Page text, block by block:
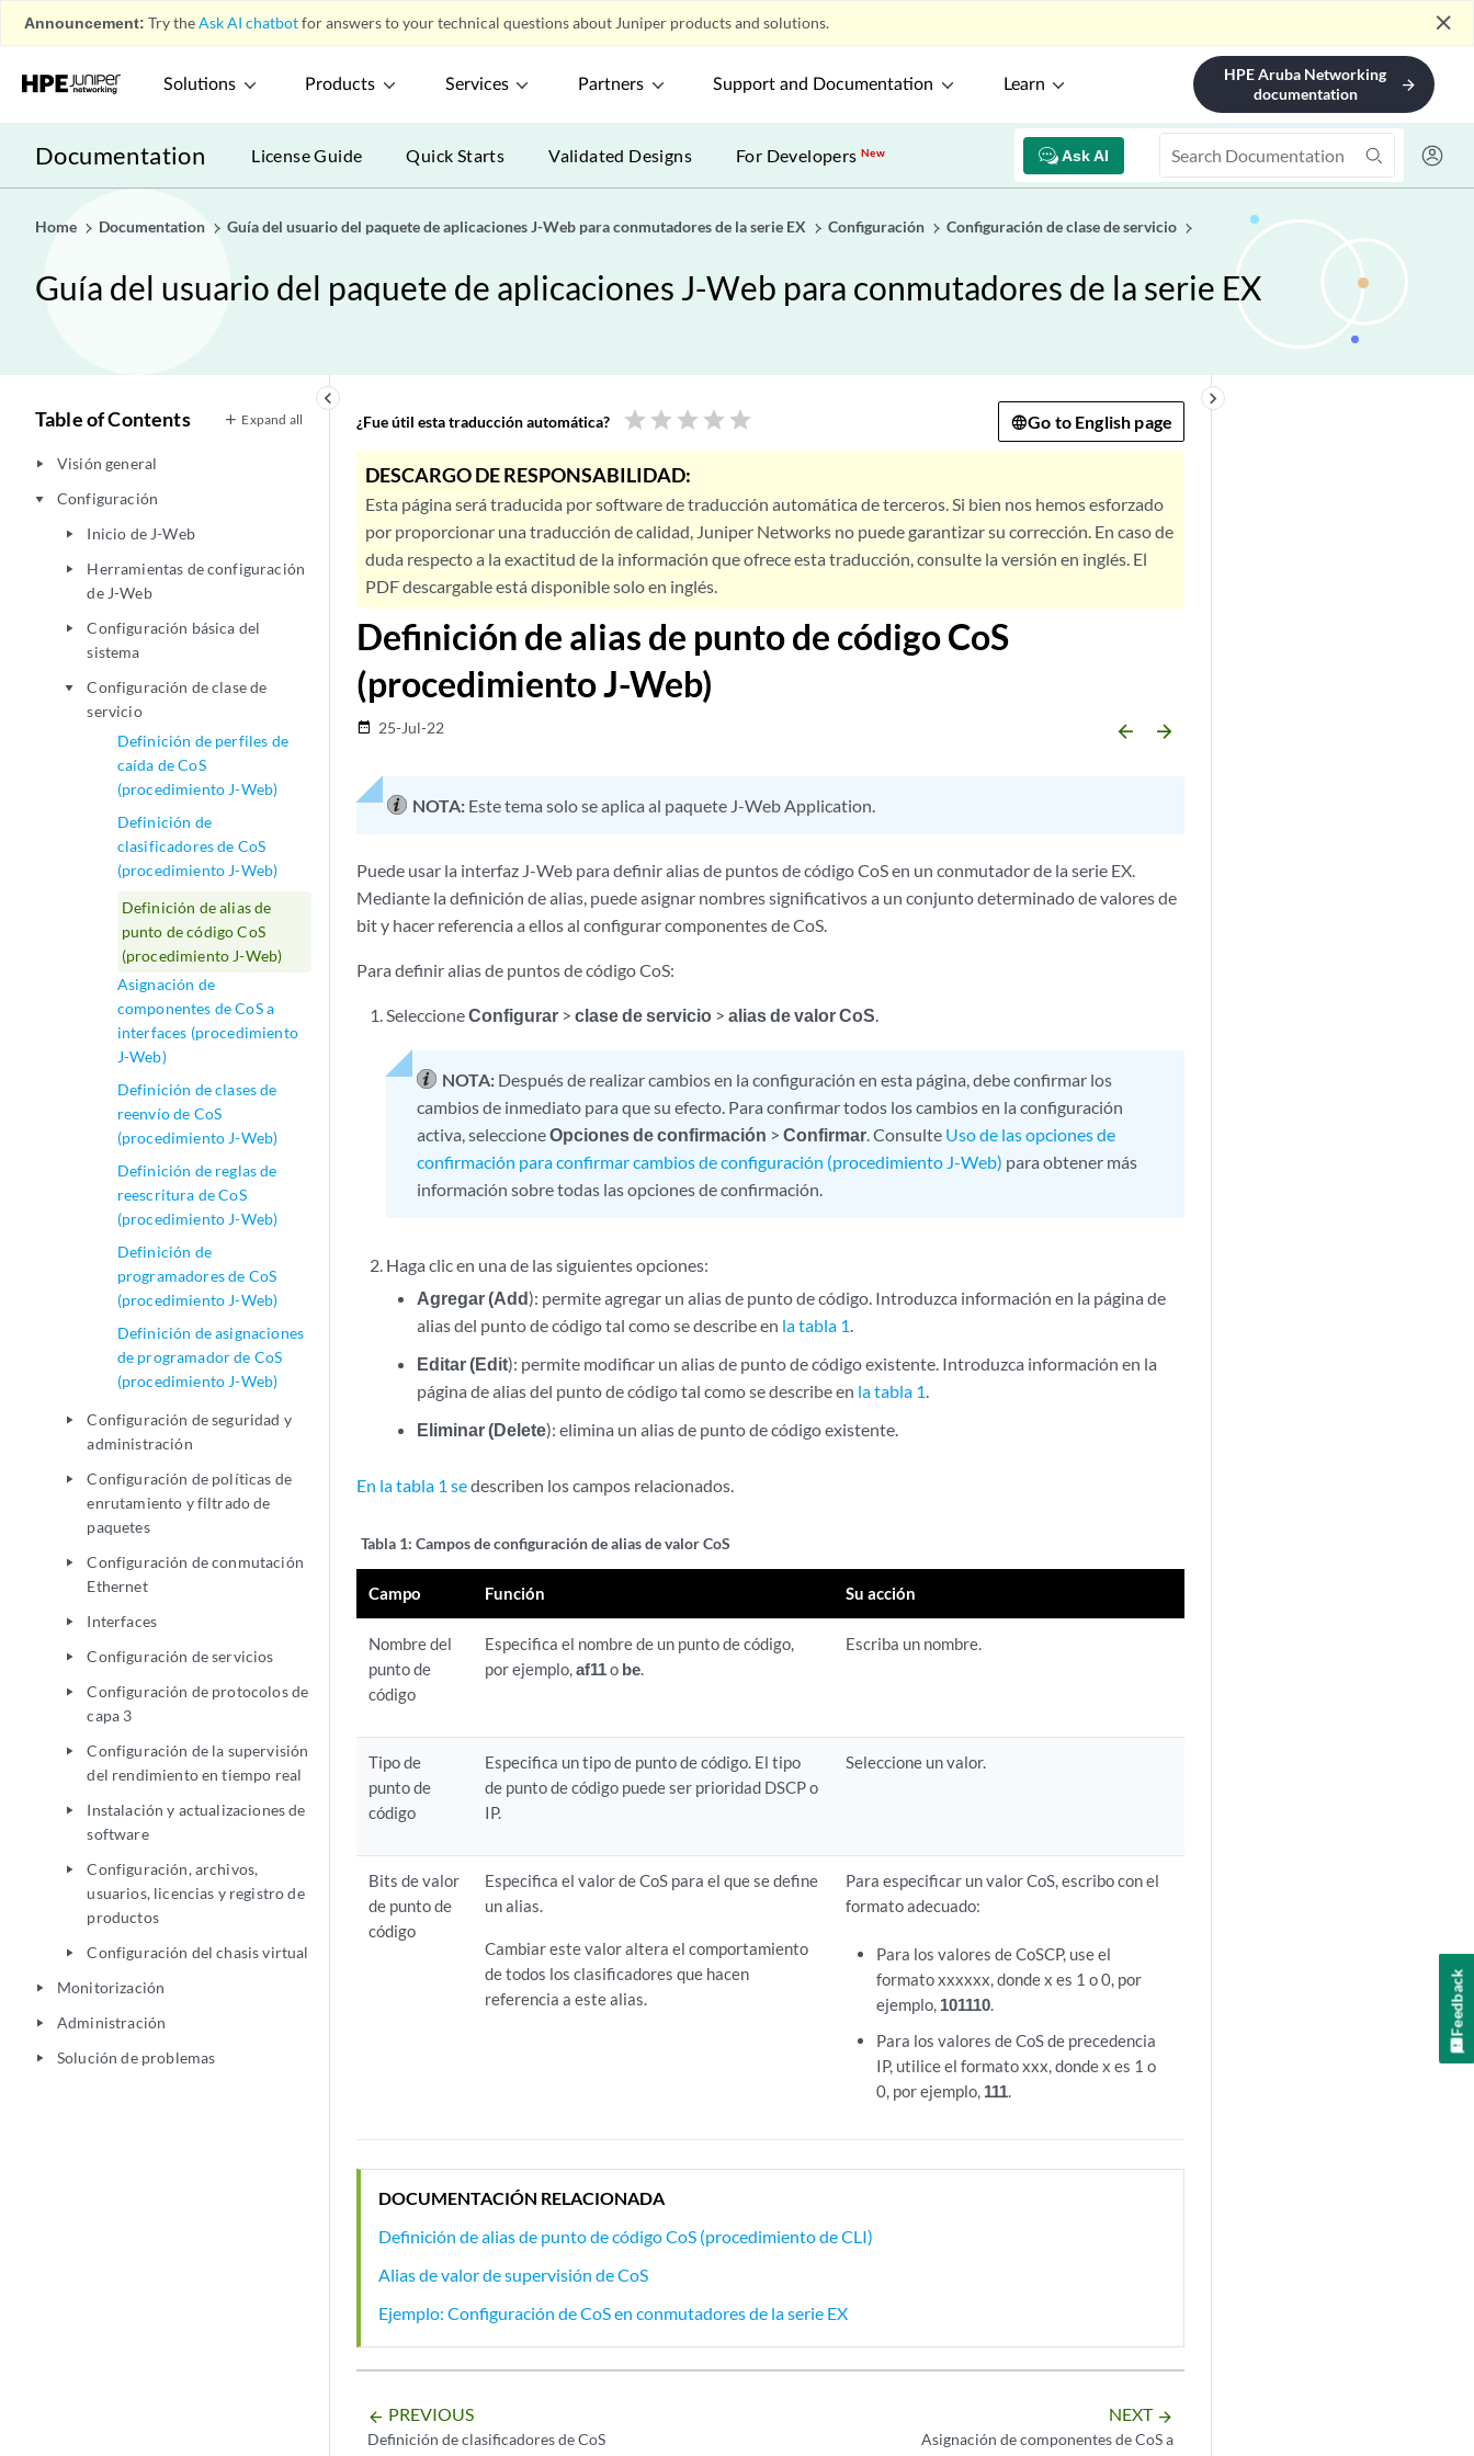
Announcement: Try theAsk AI chatbotfor answers to your technical questions about Juniper products and solutions. close
Solutions Products Services Partners Support and Documentation Learn
HPE Aruba Networking
documentation
arrow_forward
Documentation Ask AI
License Guide Quick Starts Validated Designs For DevelopersNew
Home Documentation Guía del usuario del paquete de aplicaciones J-Web para conmutadores de la serie EX Configuración Configuración de clase de servicio
Guía del usuario del paquete de aplicaciones J-Web para conmutadores de la serie EX
keyboard_arrow_left
Table of Contents Expand all
play_arrow Visión general
play_arrow Configuración
play_arrow Inicio de J-Web
play_arrow
Herramientas de configuración
de J-Web
play_arrow
Configuración básica del
sistema
play_arrow
Configuración de clase de
servicio
Definición de perfiles de
caída de CoS
(procedimiento J-Web)
Definición de
clasificadores de CoS
(procedimiento J-Web)
Definición de alias de
punto de código CoS
(procedimiento J-Web)
Asignación de
componentes de CoS a
interfaces (procedimiento
J-Web)
Definición de clases de
reenvío de CoS
(procedimiento J-Web)
Definición de reglas de
reescritura de CoS
(procedimiento J-Web)
Definición de
programadores de CoS
(procedimiento J-Web)
Definición de asignaciones
de programador de CoS
(procedimiento J-Web)
play_arrow
Configuración de seguridad y
administración
play_arrow
Configuración de políticas de
enrutamiento y filtrado de
paquetes
play_arrow
Configuración de conmutación
Ethernet
play_arrow Interfaces
play_arrow Configuración de servicios
play_arrow
Configuración de protocolos de
capa 3
play_arrow
Configuración de la supervisión
del rendimiento en tiempo real
play_arrow
Instalación y actualizaciones de
software
play_arrow
Configuración, archivos,
usuarios, licencias y registro de
productos
play_arrow Configuración del chasis virtual
play_arrow Monitorización
play_arrow Administración
play_arrow Solución de problemas
keyboard_arrow_right
¿Fue útil esta traducción automática? star star star star star Go to English page
DESCARGO DE RESPONSABILIDAD:
Esta página será traducida por software de traducción automática de terceros. Si bien nos hemos esforzado
por proporcionar una traducción de calidad, Juniper Networks no puede garantizar su corrección. En caso de
duda respecto a la exactitud de la información que ofrece esta traducción, consulte la versión en inglés. El
PDF descargable está disponible solo en inglés.
Definición de alias de punto de código CoS
(procedimiento J-Web)
date_range 25-Jul-22 arrow_backward arrow_forward
NOTA: Este tema solo se aplica al paquete J-Web Application.
Puede usar la interfaz J-Web para definir alias de puntos de código CoS en un conmutador de la serie EX.
Mediante la definición de alias, puede asignar nombres significativos a un conjunto determinado de valores de
bit y hacer referencia a ellos al configurar componentes de CoS.
Para definir alias de puntos de código CoS:
SeleccioneConfigurar >clase de servicio >alias de valor CoS.
NOTA: Después de realizar cambios en la configuración en esta página, debe confirmar los
cambios de inmediato para que su efecto. Para confirmar todos los cambios en la configuración
activa, seleccioneOpciones de confirmación >Confirmar. Consulte Uso de las opciones de
confirmación para confirmar cambios de configuración (procedimiento J-Web) para obtener más
información sobre todas las opciones de confirmación.
Haga clic en una de las siguientes opciones:
Agregar (Add): permite agregar un alias de punto de código. Introduzca información en la página de
alias del punto de código tal como se describe en la tabla 1.
Editar (Edit): permite modificar un alias de punto de código existente. Introduzca información en la
página de alias del punto de código tal como se describe en la tabla 1.
Eliminar (Delete): elimina un alias de punto de código existente.
En la tabla 1 sedescriben los campos relacionados.
Tabla 1: Campos de configuración de alias de valor CoS
Campo Función Su acción
Nombre del
punto de
código
Especifica el nombre de un punto de código,
por ejemplo,af11o be.
Escriba un nombre.
Tipo de
punto de
código
Especifica un tipo de punto de código. El tipo
de punto de código puede ser prioridad DSCP o
IP.
Seleccione un valor.
Bits de valor
de punto de
código
Especifica el valor de CoS para el que se define
un alias.
Cambiar este valor altera el comportamiento
de todos los clasificadores que hacen
referencia a este alias.
Para especificar un valor CoS, escribo con el
formato adecuado:
Para los valores de CoSCP, use el
formato xxxxxx, donde x es 1 o 0, por
ejemplo, 101110.
Para los valores de CoS de precedencia
IP, utilice el formato xxx, donde x es 1 o
0, por ejemplo, 111.
DOCUMENTACIÓN RELACIONADA
Definición de alias de punto de código CoS (procedimiento de CLI)
Alias de valor de supervisión de CoS
Ejemplo: Configuración de CoS en conmutadores de la serie EX
arrow_backward PREVIOUS
Definición de clasificadores de CoS
NEXT arrow_forward
Asignación de componentes de CoS a
Feedback